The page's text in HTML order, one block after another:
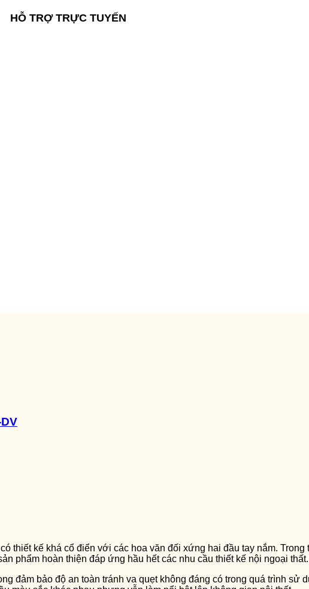
HỖ TRỢ TRỰC TUYẾN
thiết kế khá cổ điển với các hoa văn đối xứng hai đầu tay nắm.
phẩm hoàn thiện đáp ứng hầu hết các nhu cầu thiết kế nội ngoại thất.
đảm bảo độ an toàn tránh va quẹt không đáng có trong quá trình sử